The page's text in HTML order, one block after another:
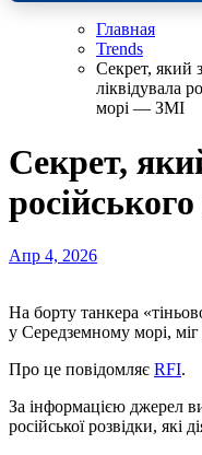
Главная
Trends
Секрет, який
ліквідувала
морі — ЗМІ
Секрет,
Апр 4, 2026
На борту танкера «тіньового флоту» Qendil, який у грудні минулого року потрапив під атаку українських дронів
у Середземному морі,
Про це повідомляє RFI.
За інформацією джерел
російської розвідки, які